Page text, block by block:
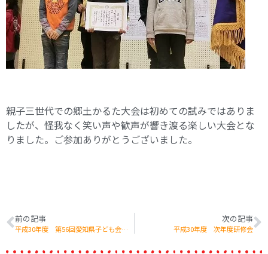
親子三世代での郷土かるた大会は初めての試みではありま
したが、怪我なく笑い声や歓声が響き渡る楽しい大会とな
りました。ご参加ありがとうございました。
前の記事
平成30年度 第56回愛知県子ども会大会
次の記事
平成30年度 次年度研修会